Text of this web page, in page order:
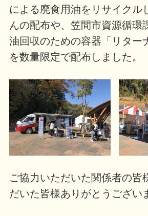
による廃食用油をリサイクル
んの配布や、笠間市資源循環
油回収のための容器「リター
を数量限定で配布しました。
ご協力いただいた関係者の皆
だいた皆様ありがとうござい